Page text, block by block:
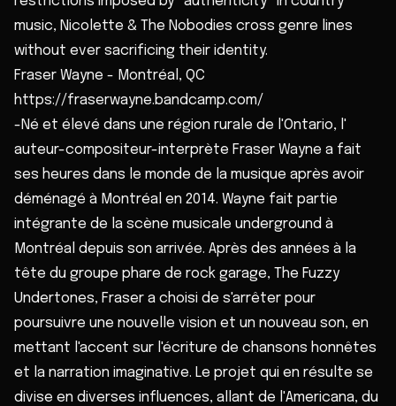
music, Nicolette & The Nobodies cross genre lines
without ever sacrificing their identity.
Fraser Wayne - Montréal, QC
https://fraserwayne.bandcamp.com/
-Né et élevé dans une région rurale de l'Ontario, l'
auteur-compositeur-interprète Fraser Wayne a fait
ses heures dans le monde de la musique après avoir
déménagé à Montréal en 2014. Wayne fait partie
intégrante de la scène musicale underground à
Montréal depuis son arrivée. Après des années à la
tête du groupe phare de rock garage, The Fuzzy
Undertones, Fraser a choisi de s'arrêter pour
poursuivre une nouvelle vision et un nouveau son, en
mettant l'accent sur l'écriture de chansons honnêtes
et la narration imaginative. Le projet qui en résulte se
divise en diverses influences, allant de l'Americana, du